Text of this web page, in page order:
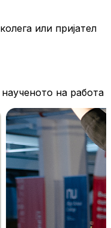
колега или пријател
наученото на работа